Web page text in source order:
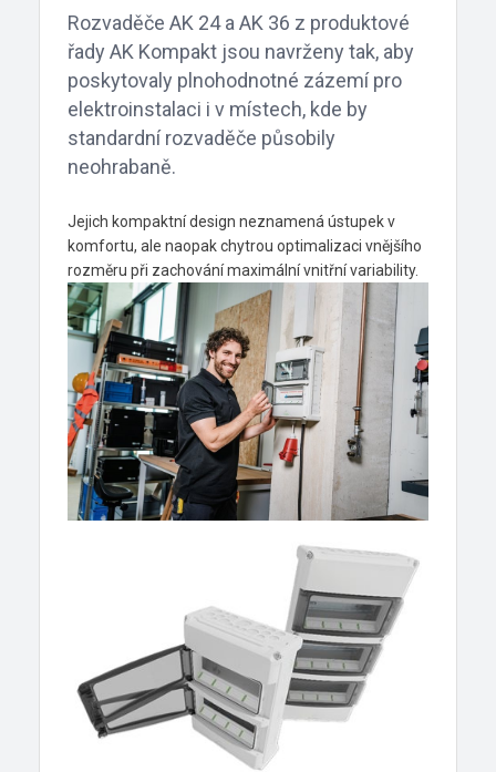
Rozvaděče AK 24 a AK 36 z produktové
řady AK Kompakt jsou navrženy tak, aby
poskytovaly plnohodnotné zázemí pro
elektroinstalaci i v místech, kde by
standardní rozvaděče působily
neohrabaně.
Jejich kompaktní design neznamená ústupek v
komfortu, ale naopak chytrou optimalizaci vnějšího
rozměru při zachování maximální vnitřní variability.